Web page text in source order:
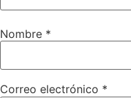
Nombre *
Correo electrónico *